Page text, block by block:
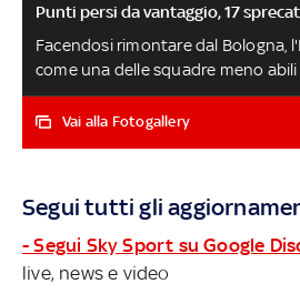
Punti persi da vantaggio, 17
Facendosi rimontare dal Bologna,
come una delle squadre meno abili
altri tre punti persi e il totale di
indirizzato bene la partita sale a
Vai alla Fotogallery
Segui tutti gli
- Segui Sky Sport su Google
live, news e video